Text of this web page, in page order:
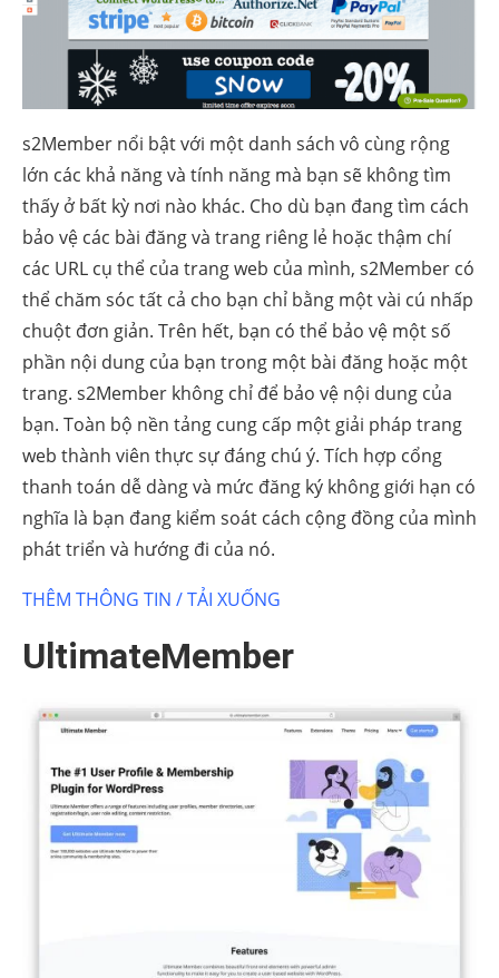
s2Member nổi bật với một danh sách vô cùng rộng
lớn các khả năng và tính năng mà bạn sẽ không tìm
thấy ở bất kỳ nơi nào khác. Cho dù bạn đang tìm cách
bảo vệ các bài đăng và trang riêng lẻ hoặc thậm chí
các URL cụ thể của trang web của mình, s2Member có
thể chăm sóc tất cả cho bạn chỉ bằng một vài cú nhấp
chuột đơn giản. Trên hết, bạn có thể bảo vệ một số
phần nội dung của bạn trong một bài đăng hoặc một
trang. s2Member không chỉ để bảo vệ nội dung của
bạn. Toàn bộ nền tảng cung cấp một giải pháp trang
web thành viên thực sự đáng chú ý. Tích hợp cổng
thanh toán dễ dàng và mức đăng ký không giới hạn có
nghĩa là bạn đang kiểm soát cách cộng đồng của mình
phát triển và hướng đi của nó.
THÊM THÔNG TIN / TẢI XUỐNG
UltimateMember